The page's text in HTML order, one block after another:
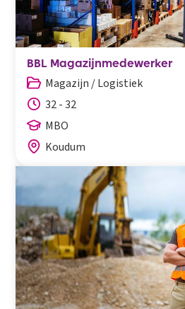
BBL Magazijnmedewerker
Magazijn / Logistiek
32 - 32
MBO
Koudum